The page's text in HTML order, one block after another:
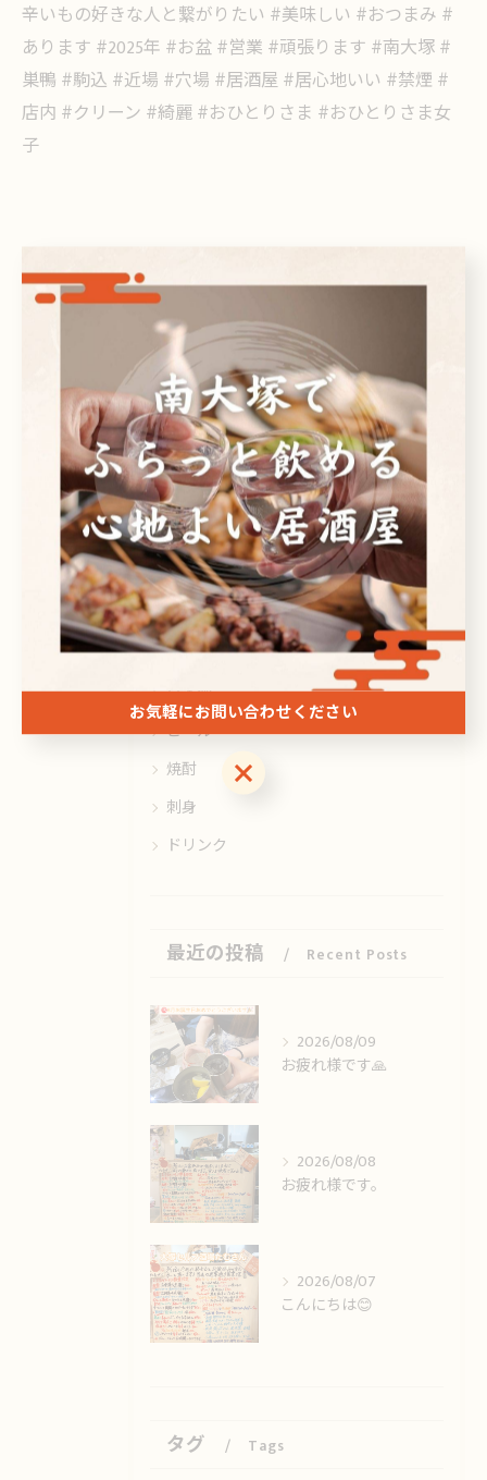
辛いもの好きな人と繋がりたい #美味しい #おつまみ #
あります #2025年 #お盆 #営業 #頑張ります #南大塚 #
巣鴨 #駒込 #近場 #穴場 #居酒屋 #居心地いい #禁煙 #
店内 #クリーン #綺麗 #おひとりさま #おひとりさま女
子
< 前のページ
関連タグ
#南大塚 #居酒屋
カテゴリー Categories
全てのカテゴリー
日本酒
ビール
焼酎
刺身
ドリンク
最近の投稿 Recent Posts
2026/08/09
お疲れ様です🙏
2026/08/08
お疲れ様です。
2026/08/07
こんにちは😊
タグ Tags
お気軽にお問い合わせください
お気軽にお問い合わせください